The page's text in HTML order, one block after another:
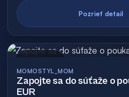
Pozrieť detail
MOMOSTYL_MOM
Zapojte sa do súťaže o
EUR